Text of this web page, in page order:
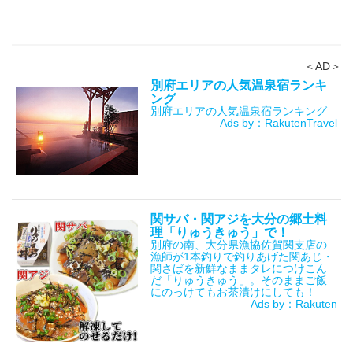
＜AD＞
別府エリアの人気温泉宿ランキ
ング
別府エリアの人気温泉宿ランキング
Ads by：RakutenTravel
関サバ・関アジを大分の郷土料
理「りゅうきゅう」で！
別府の南、大分県漁協佐賀関支店の
漁師が1本釣りで釣りあげた関あじ・
関さばを新鮮なままタレにつけこん
だ「りゅうきゅう」。そのままご飯
にのっけてもお茶漬けにしても！
Ads by：Rakuten